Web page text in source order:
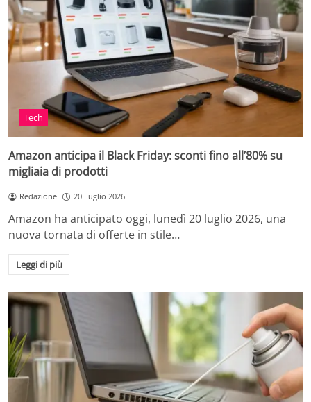
Tech
Amazon anticipa il Black Friday: sconti fino all’80% su
migliaia di prodotti
Redazione 20 Luglio 2026
Amazon ha anticipato oggi, lunedì 20 luglio 2026, una
nuova tornata di offerte in stile…
Leggi di più